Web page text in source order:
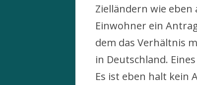
Zielländern wie
Einwohner ein
dem das Verhältnis
in Deutschland.
Es ist eben halt kein